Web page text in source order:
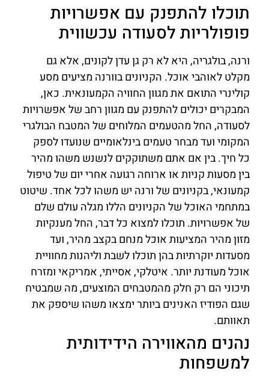
תוכלו להתפנק עם אפשרויות
פופולריות לסעודה עכשווית
ורנה, בולגריה, היא לא רק גן עדן לקונים, אלא גם
מקלט לאוהבי אוכל. הקניונים בוורנה מציעים מסע
קולינרי התואם את מגוון החוויה הקמעונאית. כאן,
המבקרים יכולים להתפנק עם מגוון רחב של אפשרויות
לסעודה, החל מהטעמים המלוחים של המטבח הבולגרי
המקומי ועד מבחר טעמים בינלאומיים שנועדו לספק
כל חיך. בין אם אתם משתוקקים לנשנש משהו מהיר
בין מסעות קניות או ארוחה רגועה אחרי יום של טיפול
קמעונאי, בקניונים של ורנה יש משהו לכל אחד. שיטוט
במתחמי האוכל של הקניונים הללו מגלה עולם שלם
של אפשרויות. תוכלו למצוא כל דבר, החל מענקיות
מזון מהיר המציעות אוכל מנחם בקצב מהיר, ועד
מסעדות יוקרתיות בהן תוכלו לשבת וליהנות מחוויית
אוכל מעודנת יותר. איטלקי, אסייתי, אמריקאי ומזרח
תיכוני הם רק חלק מהמטבחים המוצעים, מה שמבטיח
שגם הפודיז האנינים ביותר ימצאו משהו שיספק את
תאוותם.
נהנים מהאווירה הידידותית
למשפחות